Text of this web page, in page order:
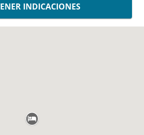
INDICACIONES